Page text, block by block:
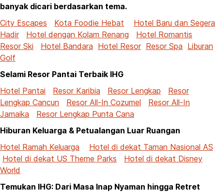
banyak dicari berdasarkan tema.
City Escapes
Kota Foodie Hebat
Hotel Baru dan Segera
Hadir
Hotel dengan Kolam Renang
Hotel Romantis
Resor Ski
Hotel Bandara Hotel Resor Resor Spa Liburan
Golf
Selami Resor Pantai Terbaik IHG
Hotel Pantai
Resor Karibia Resor Lengkap
Resor
Lengkap Cancun
Resor All-In Cozumel
Resor All-In
Jamaika
Resor Lengkap Punta Cana
Hiburan Keluarga & Petualangan Luar Ruangan
Hotel Ramah Keluarga
Hotel di dekat Taman Nasional AS
Hotel di dekat US Theme Parks
Hotel di dekat Disney
World
Temukan IHG: Dari Masa Inap Nyaman hingga Retret